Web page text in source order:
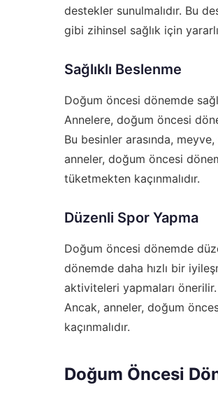
destekler sunulmalıdır. Bu
gibi zihinsel sağlık için
Sağlıklı Beslenme
Doğum öncesi dönemde
Annelere, doğum öncesi
Bu besinler arasında,
anneler, doğum öncesi
tüketmekten kaçınmalıdır.
Düzenli Spor Yapma
Doğum öncesi dönemde
dönemde daha hızlı bir
aktiviteleri yapmaları
Ancak, anneler, doğum
kaçınmalıdır.
Doğum Öncesi